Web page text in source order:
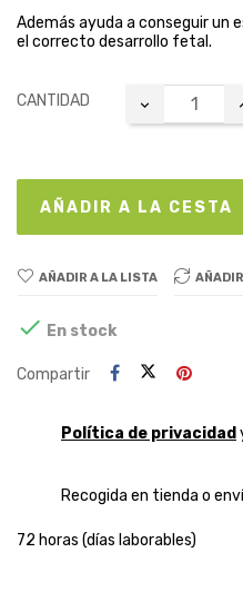
Además ayuda a conseguir un
el correcto desarrollo fetal.
CANTIDAD
AÑADIR A LA CESTA
AÑADIR A LA LISTA
 En stock
Compartir
Política de privacidad
Recogida en tienda o
72 horas (días laborables)